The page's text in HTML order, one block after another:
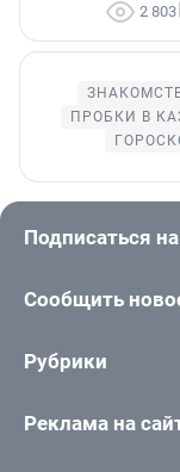
2 803
ПРОБКИ В
Подписаться
Сообщить
Рубрики
Реклама на